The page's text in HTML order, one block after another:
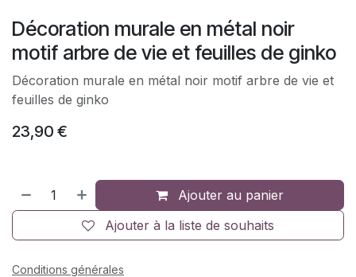
Décoration murale en métal noir
motif arbre de vie et feuilles de ginko
Décoration murale en métal noir motif arbre de vie et
feuilles de ginko
23,90 €
Ajouter au panier
Ajouter à la liste de souhaits
Conditions générales